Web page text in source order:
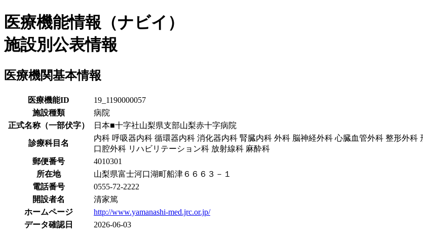
医療機能情報（ナビイ）
施設別公表情報
医療機関基本情報
医療機能ID
19_1190000057
施設種類
病院
正式名称（一部伏字）
日本■十字社山梨県支部山梨赤十字病院
診療科目名
内科 呼吸器内科 循環器内科 消化器内科 腎臓内科 外科 脳神経外科 心臓血管外科 整形外
口腔外科 リハビリテーション科 放射線科 麻酔科
郵便番号
4010301
所在地
山梨県富士河口湖町船津６６６３－１
電話番号
0555-72-2222
開設者名
清家篤
ホームページ
http://www.yamanashi-med.jrc.or.jp/
データ確認日
2026-06-03